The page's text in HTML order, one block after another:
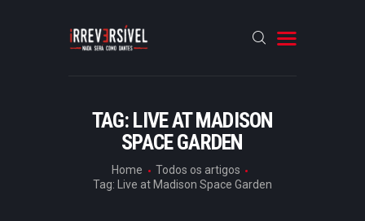
TAG: LIVE AT MADISON
SPACE GARDEN
Home
Todos os artigos
Tag: Live at Madison Space Garden
HOME
CRÓNICAS
ENTREVISTAS